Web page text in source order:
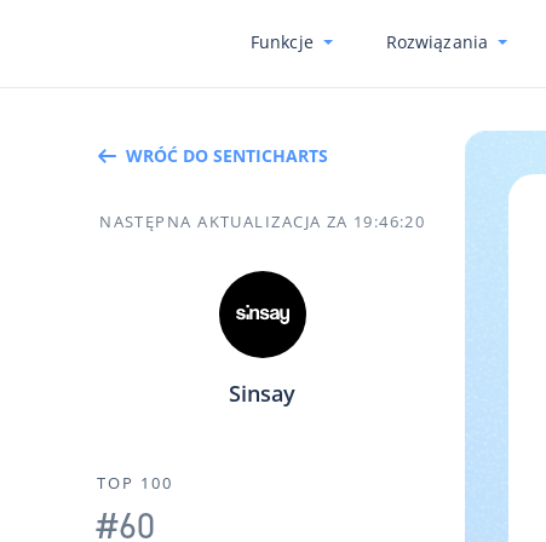
Funkcje Rozwiązania
WRÓĆ DO SENTICHARTS
NASTĘPNA AKTUALIZACJA ZA 19:46:18
Sinsay
TOP 100
#60